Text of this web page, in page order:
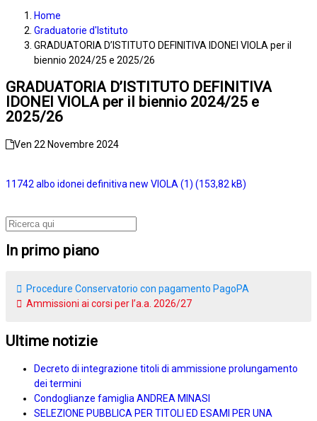
Home
Graduatorie d'Istituto
GRADUATORIA D’ISTITUTO DEFINITIVA IDONEI VIOLA per il
biennio 2024/25 e 2025/26
GRADUATORIA D’ISTITUTO DEFINITIVA
IDONEI VIOLA per il biennio 2024/25 e
2025/26
Ven 22 Novembre 2024
11742 albo idonei definitiva new VIOLA (1)
In primo piano
Procedure Conservatorio con pagamento PagoPA
Ammissioni ai corsi per l’a.a. 2026/27
Ultime notizie
Decreto di integrazione titoli di ammissione prolungamento
dei termini
Condoglianze famiglia ANDREA MINASI
SELEZIONE PUBBLICA PER TITOLI ED ESAMI PER UNA